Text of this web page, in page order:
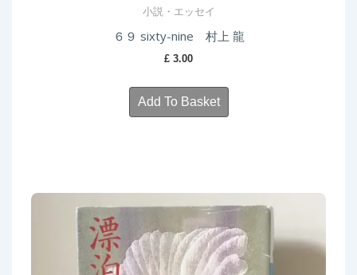
小説・エッセイ
６９ sixty-nine 村上 龍
£ 3.00
Add To Basket